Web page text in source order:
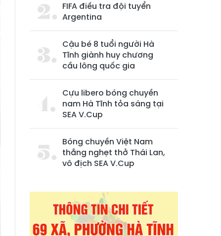
FIFA điều tra đội tuyển
Argentina
Cậu bé 8 tuổi người Hà
Tĩnh giành huy chương
cầu lông quốc gia
Cựu libero bóng chuyền
nam Hà Tĩnh tỏa sáng tại
SEA V.Cup
Bóng chuyền Việt Nam
thắng nghẹt thở Thái Lan,
vô địch SEA V.Cup